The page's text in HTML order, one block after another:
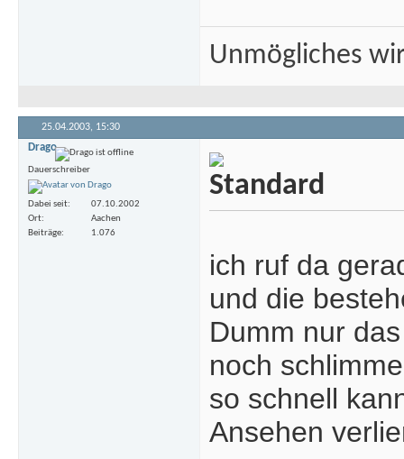
Unmögliches
25.04.2003, 15:30
Drago
Dauerschreiber
Dabei seit
07.10.2002
Ort
Aachen
Beiträge
1.076
ich ruf da
und die
Dumm nur
noch
so schnell
Ansehen